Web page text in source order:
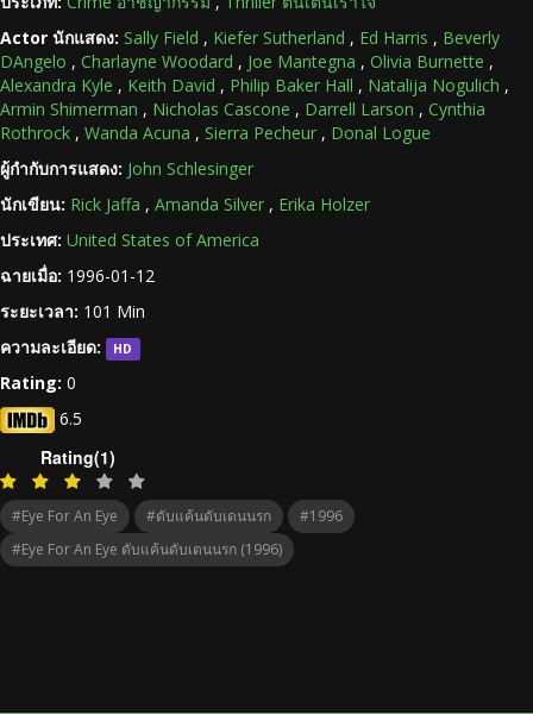
Actor นักแสดง: Sally Field , Kiefer Sutherland , Ed Harris , Beverly
DAngelo , Charlayne Woodard , Joe Mantegna , Olivia Burnette ,
Alexandra Kyle , Keith David , Philip Baker Hall , Natalija Nogulich ,
Armin Shimerman , Nicholas Cascone , Darrell Larson , Cynthia
Rothrock , Wanda Acuna , Sierra Pecheur , Donal Logue
ผู้กำกับการแสดง: John Schlesinger
นักเขียน: Rick Jaffa , Amanda Silver , Erika Holzer
ประเทศ: United States of America
ฉายเมื่อ: 1996-01-12
ระยะเวลา: 101 Min
ความละเอียด:
HD
Rating: 0
6.5
Rating(1)
#Eye For An Eye #ดับแค้นดับเดนนรก
#1996
#Eye For An Eye ดับแค้นดับเดนนรก (1996)